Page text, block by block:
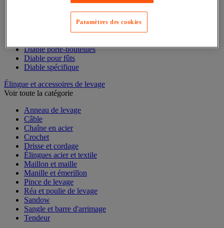
Diable aluminium et inox
Diable charges hautes
Diable porte-bouteilles
Diable pour fûts
Diable spécifique
Élingue et accessoires de levage
Voir toute la catégorie
Anneau de levage
Câble
Chaîne en acier
Crochet
Drisse et cordage
Élingues acier et textile
Maillon et maille
Manille et émerillon
Pince de levage
Réa et poulie de levage
Sandow
Sangle et barre d'arrimage
Tendeur
Paramètres des cookies